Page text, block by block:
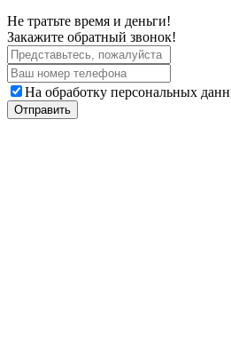
Не тратьте время и деньги!
Закажите обратный звонок!
На обработку персональных